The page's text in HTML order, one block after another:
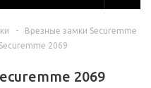
-
Врезные замки Securemme
2069
2069